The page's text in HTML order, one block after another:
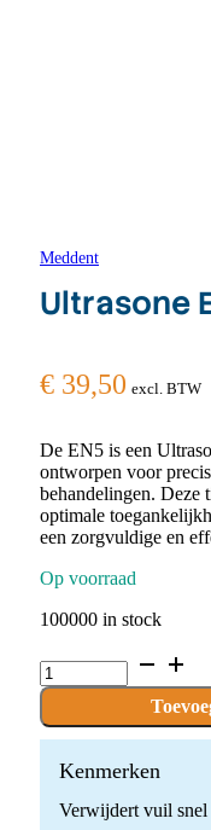
Meddent
Ultrasone
€ 39,50 excl. BTW
De EN5 is een
ontworpen voor
behandelingen. Deze
optimale
een zorgvuldige en
Op voorraad
100000 in stock
Ultrasone
Endodontische
quantity
Kenmerken
Verwijdert vuil snel